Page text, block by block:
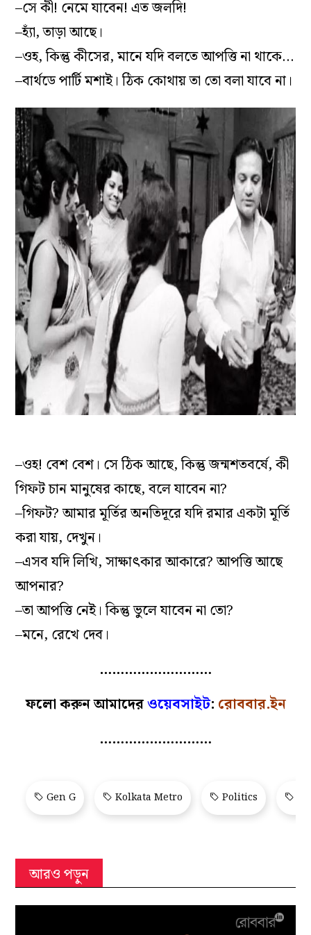
–সে কী! নেমে যাবেন! এত জলদি!
–হ্যাঁ, তাড়া আছে।
–ওহ, কিন্তু কীসের, মানে যদি বলতে আপত্তি না থাকে…
–বার্থডে পার্টি মশাই। ঠিক কোথায় তা তো বলা যাবে না।
–ওহ! বেশ বেশ। সে ঠিক আছে, কিন্তু জন্মশতবর্ষে, কী
গিফট চান মানুষের কাছে, বলে যাবেন না?
–গিফট? আমার মূর্তির অনতিদূরে যদি রমার একটা মূর্তি
করা যায়, দেখুন।
–এসব যদি লিখি, সাক্ষাৎকার আকারে? আপত্তি আছে
আপনার?
–তা আপত্তি নেই। কিন্তু ভুলে যাবেন না তো?
–মনে, রেখে দেব।
………………………
ফলো করুন আমাদেরওয়েবসাইট: রোববার.ইন
………………………
Gen G Kolkata Metro Politics
আরও পড়ুন